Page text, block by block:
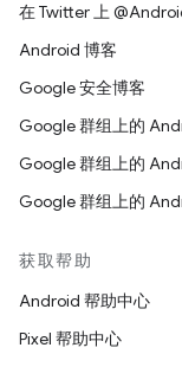
在 Twitter 上
Android 博客
Google 安全博客
Google 群组上的
Google 群组上的
Google 群组上的
获取帮助
Android 帮助中心
Pixel 帮助中心